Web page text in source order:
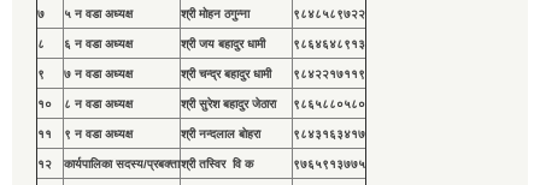
७ ५ न वडा अध्यक्ष श्री मोहन ठगुन्ना ९८४८५८९७२२
८ ६ न वडा अध्यक्ष श्री जय बहादुर धामी ९८६४६४८९१३
९ ७ न वडा अध्यक्ष श्री चन्द्र बहादुर धामी ९८४२२१७११९
१० ८ न वडा अध्यक्ष श्री सुरेश बहादुर जेठारा ९८६५८८०५८०
११ ९ न वडा अध्यक्ष श्री नन्दलाल बाेहरा ९८४३१६३४१७
१२ कार्यपालिका सदस्य/प्रबक्ताश्री तस्विर वि क ९७६५९१३७७५